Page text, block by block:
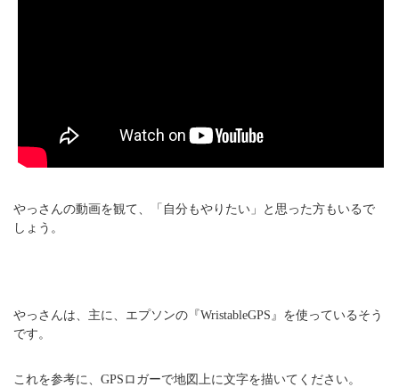
やっさんの動画を観て、「自分もやりたい」と思った方もいるで
しょう。
やっさんは、主に、エプソンの『WristableGPS』を使っているそう
です。
これを参考に、GPSロガーで地図上に文字を描いてください。